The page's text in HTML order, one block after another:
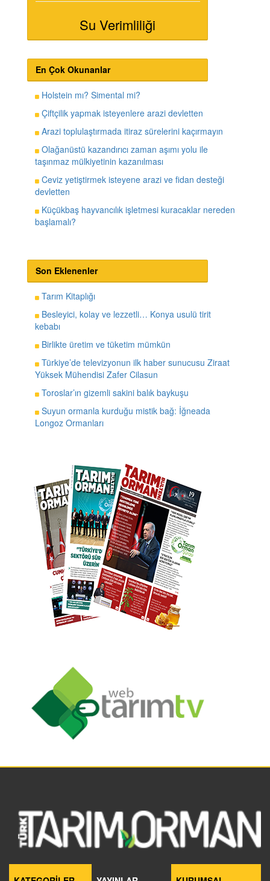
Su Verimliliği
En Çok Okunanlar
Holstein mı? Simental mi?
Çiftçilik yapmak isteyenlere arazi devletten
Arazi toplulaştırmada itiraz sürelerini kaçırmayın
Olağanüstü kazandırıcı zaman aşımı yolu ile
taşınmaz mülkiyetinin kazanılması
Ceviz yetiştirmek isteyene arazi ve fidan desteği
devletten
Küçükbaş hayvancılık işletmesi kuracaklar nereden
başlamalı?
Son Eklenenler
Tarım Kitaplığı
Besleyici, kolay ve lezzetli… Konya usulü tirit
kebabı
Birlikte üretim ve tüketim mümkün
Türkiye’de televizyonun ilk haber sunucusu Ziraat
Yüksek Mühendisi Zafer Cilasun
Toroslar’ın gizemli sakini balık baykuşu
Suyun ormanla kurduğu mistik bağ: İğneada
Longoz Ormanları